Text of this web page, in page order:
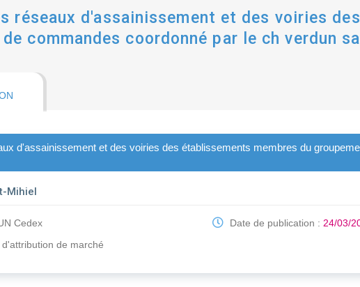
réseaux d'assainissement et des voiries
commandes coordonné par le ch verdun
d'assainissement et des voiries des établissements membres du
Mihiel
Cedex
d'attribution de marché
Date de publication :24/03/